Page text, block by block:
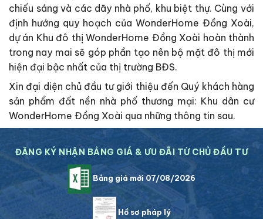
chiếu sáng và các dãy nhà phố, khu biệt thự. Cùng với
định hướng quy hoạch của WonderHome Đồng Xoài,
dự án Khu đô thị WonderHome Đồng Xoài hoàn thành
trong nay mai sẽ góp phần tạo nên bộ mặt đô thị mới
hiện đại bậc nhất của thị trường BĐS.
Xin đại diện chủ đầu tư giới thiệu đến Quý khách hàng
sản phẩm đất nền nhà phố thương mại: Khu dân cư
WonderHome Đồng Xoài qua những thông tin sau.
ĐĂNG KÝ NHẬN BẢNG GIÁ & ƯU ĐÃI TỪ CHỦ ĐẦU TƯ
Bảng giá mới 07/08/2026
Hồ sơ pháp lý